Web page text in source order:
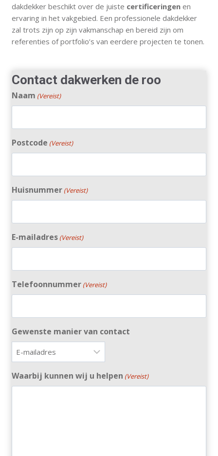
dakdekker beschikt over de juiste certificeringen en
ervaring in het vakgebied. Een professionele dakdekker
zal trots zijn op zijn vakmanschap en bereid zijn om
referenties of portfolio’s van eerdere projecten te tonen.
Contact dakwerken de roo
Naam (Vereist)
Postcode (Vereist)
Huisnummer (Vereist)
E-mailadres (Vereist)
Telefoonnummer (Vereist)
Gewenste manier van contact
Waarbij kunnen wij u helpen (Vereist)